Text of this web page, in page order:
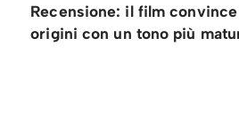
Recensione: il film
origini con un tono più